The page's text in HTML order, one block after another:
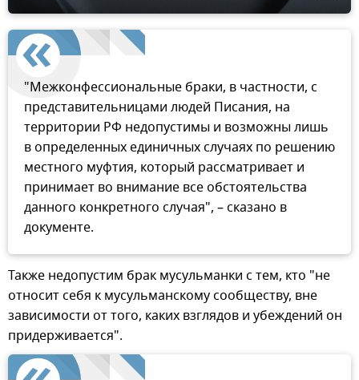
"Межконфессиональные браки, в частности, с
представительницами людей Писания, на
территории РФ недопустимы и возможны лишь
в определенных единичных случаях по решению
местного муфтия, который рассматривает и
принимает во внимание все обстоятельства
данного конкретного случая", – сказано в
документе.
Также недопустим брак мусульманки с тем, кто "не
относит себя к мусульманскому сообществу, вне
зависимости от того, каких взглядов и убеждений он
придерживается".